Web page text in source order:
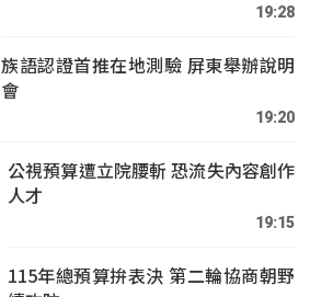
19:28
族語認證首推在地測驗 屏東舉辦說明
會
19:20
公視預算遭立院腰斬 恐流失內容創作
人才
19:15
115年總預算拚表決 第二輪協商朝野